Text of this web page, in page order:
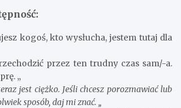
kogoś, kto wysłucha, jestem tutaj dla
przez ten trudny czas sam/-a.
„
jest ciężko. Jeśli chcesz porozmawiać lub
sposób, daj mi znać. „